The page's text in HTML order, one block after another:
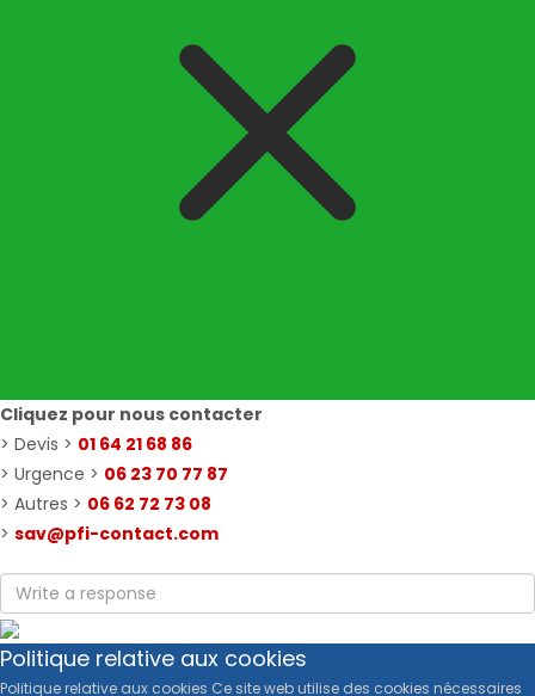
Cliquez pour nous contacter
> Devis > 01 64 21 68 86
> Urgence > 06 23 70 77 87
> Autres > 06 62 72 73 08
> sav@pfi-contact.com
Politique relative aux cookies
Politique relative aux cookies Ce site web utilise des cookies nécessaires